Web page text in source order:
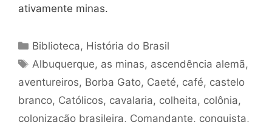
ativamente minas.
Categorias
Biblioteca, História do Brasil
Tags
Albuquerque, as minas, ascendência alemã,
aventureiros, Borba Gato, Caeté, café, castelo
branco, Católicos, cavalaria, colheita, colônia,
colonização brasileira, Comandante, conquista,